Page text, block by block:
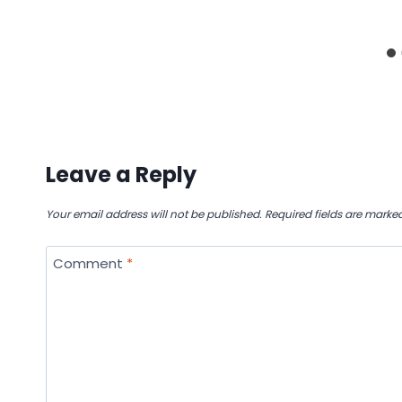
Leave a Reply
Your email address will not be published. Required fields are
Comment *